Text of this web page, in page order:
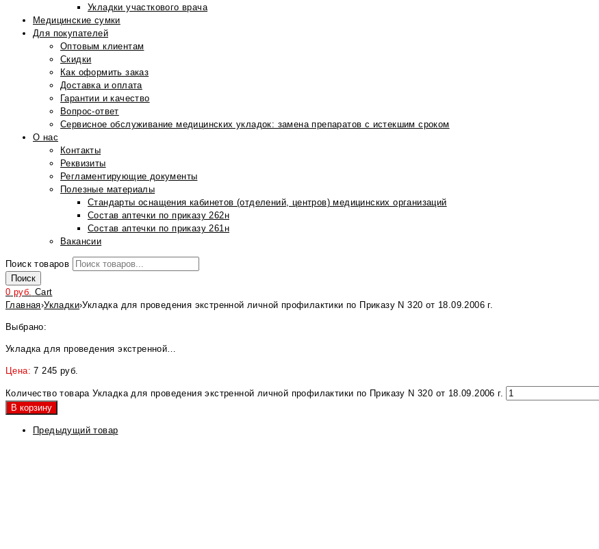
Укладки участкового врача
Медицинские сумки
Для покупателей
Оптовым клиентам
Скидки
Как оформить заказ
Доставка и оплата
Гарантии и качество
Вопрос-ответ
Сервисное обслуживание медицинских укладок: замена препаратов с истекшим сроком
О нас
Контакты
Реквизиты
Регламентирующие документы
Полезные материалы
Стандарты оснащения кабинетов (отделений, центров) медицинских организаций
Состав аптечки по приказу 262н
Состав аптечки по приказу 261н
Вакансии
Поиск товаров
Поиск
0 руб. Cart
Главная›Укладки›Укладка для проведения экстренной личной профилактики по Приказу N 320 от 18.09.2006 г.
Выбрано:
Укладка для проведения экстренной…
Цена:7 245 руб.
Количество товара Укладка для проведения экстренной личной профилактики по Приказу N 320 от 18.09.2006 г.
В корзину
Предыдущий товар